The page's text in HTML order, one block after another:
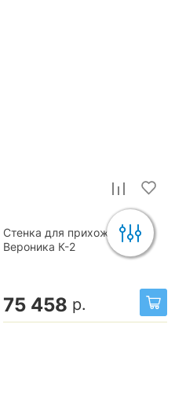
Стенка для прихожей
Вероника К-2
75 458 р.